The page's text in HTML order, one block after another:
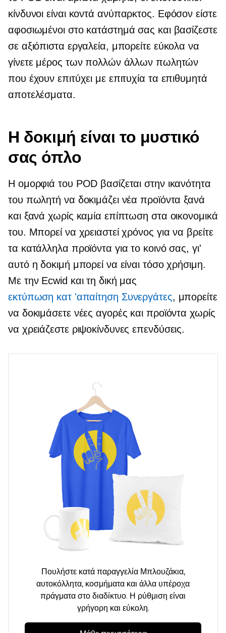
κίνδυνοι είναι κοντά ανύπαρκτος. Εφόσον είστε
αφοσιωμένοι στο κατάστημά σας και βασίζεστε
σε αξιόπιστα εργαλεία, μπορείτε εύκολα να
γίνετε μέρος των πολλών άλλων πωλητών
που έχουν επιτύχει με επιτυχία τα επιθυμητά
αποτελέσματα.
Η δοκιμή είναι το μυστικό
σας όπλο
Η ομορφιά του POD βασίζεται στην ικανότητα
του πωλητή να δοκιμάζει νέα προϊόντα ξανά
και ξανά χωρίς καμία επίπτωση στα οικονομικά
του. Μπορεί να χρειαστεί χρόνος για να βρείτε
τα κατάλληλα προϊόντα για το κοινό σας, γι'
αυτό η δοκιμή μπορεί να είναι τόσο χρήσιμη.
Με την Ecwid και τη δική μας
εκτύπωση κατ 'απαίτηση Συνεργάτες, μπορείτε
να δοκιμάσετε νέες αγορές και προϊόντα χωρίς
να χρειάζεστε ριψοκίνδυνες επενδύσεις.
Πουλήστε κατά παραγγελία Μπλουζάκια,
αυτοκόλλητα, κοσμήματα και άλλα υπέροχα
πράγματα στο διαδίκτυο. Η ρύθμιση είναι
γρήγορη και εύκολη.